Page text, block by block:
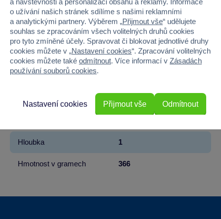
Značka Zapf Creation
Řada BABY born®
Věk od 3
Pohlaví
Šířka
Hloubka 1
Hmotnost v gramech 366
a návštěvnosti a personalizaci obsahu a reklamy. Informace
o užívání našich stránek sdílíme s našimi reklamními
a analytickými partnery. Výběrem „Přijmout vše“ udělujete
souhlas se zpracováním všech volitelných druhů cookies
pro tyto zmíněné účely. Spravovat či blokovat jednotlivé druhy
cookies můžete v „Nastavení cookies“. Zpracování volitelných
cookies můžete také odmítnout. Více informací v Zásadách
používání souborů cookies.
Odmítnout
Nastavení cookies Přijmout vše